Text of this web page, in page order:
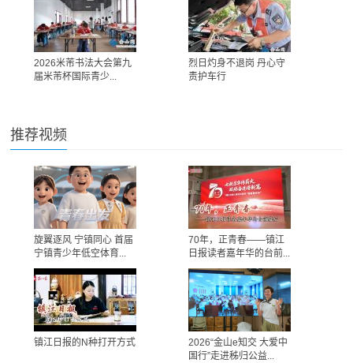
2026米芾书法大会第九
届米芾杯国际青少...
烈日灼身不退岗 丹心守
责护车行
推荐视频
旋翼逐风 宁镇同心 首届
宁镇青少年低空体育...
70年，正青春——镇江
日报读者嘉年华的台前...
镇江日报的N种打开方式
2026“金山e知交 大爱中
国行”走进秭归公益...